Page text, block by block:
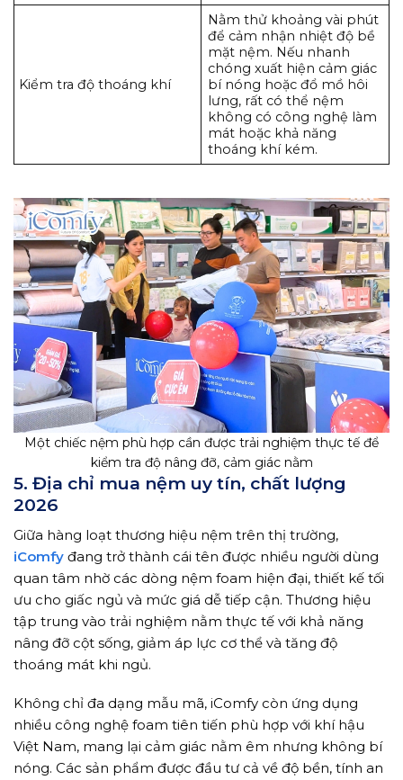
Kiểm tra độ thoáng khí
Nằm thử khoảng vài phút
để cảm nhận nhiệt độ bề
mặt nệm. Nếu nhanh
chóng xuất hiện cảm giác
bí nóng hoặc đổ mồ hôi
lưng, rất có thể nệm
không có công nghệ làm
mát hoặc khả năng
thoáng khí kém.
Một chiếc nệm phù hợp cần được trải nghiệm thực tế để
kiểm tra độ nâng đỡ, cảm giác nằm
5. Địa chỉ mua nệm uy tín, chất lượng
2026
Giữa hàng loạt thương hiệu nệm trên thị trường,
iComfy đang trở thành cái tên được nhiều người dùng
quan tâm nhờ các dòng nệm foam hiện đại, thiết kế tối
ưu cho giấc ngủ và mức giá dễ tiếp cận. Thương hiệu
tập trung vào trải nghiệm nằm thực tế với khả năng
nâng đỡ cột sống, giảm áp lực cơ thể và tăng độ
thoáng mát khi ngủ.
Không chỉ đa dạng mẫu mã, iComfy còn ứng dụng
nhiều công nghệ foam tiên tiến phù hợp với khí hậu
Việt Nam, mang lại cảm giác nằm êm nhưng không bí
nóng. Các sản phẩm được đầu tư cả về độ bền, tính an